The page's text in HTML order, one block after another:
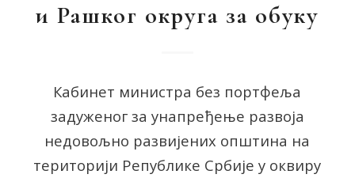
и Рашког округа за обуку
Кабинет министра без портфеља
задуженог за унапређење развоја
недовољно развијених општина на
територији Републике Србије у оквиру